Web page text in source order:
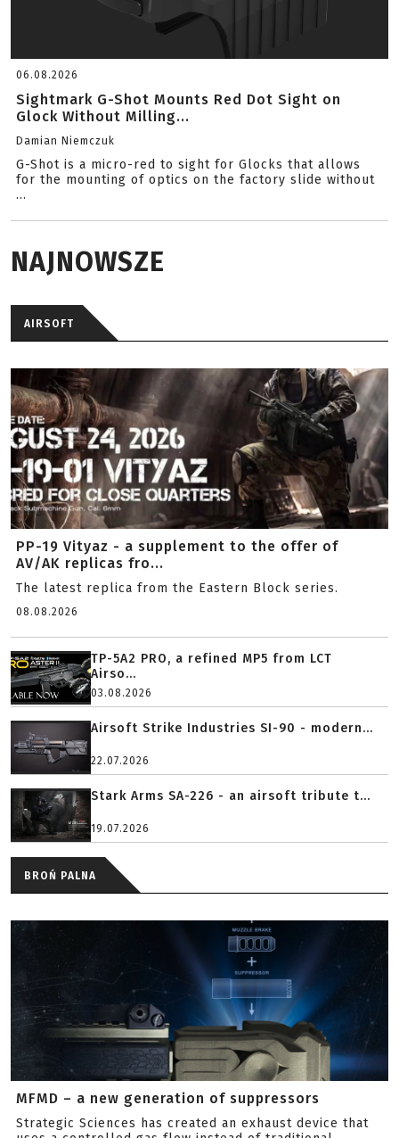
06.08.2026
Sightmark G-Shot Mounts Red Dot Sight on
Glock Without Milling...
Damian Niemczuk
G-Shot is a micro-red to sight for Glocks that allows
for the mounting of optics on the factory slide without
...
NAJNOWSZE
AIRSOFT
PP-19 Vityaz - a supplement to the offer of
AV/AK replicas fro...
The latest replica from the Eastern Block series.
08.08.2026
TP-5A2 PRO, a refined MP5 from LCT
Airso...
03.08.2026
Airsoft Strike Industries SI-90 - modern...
22.07.2026
Stark Arms SA-226 - an airsoft tribute t...
19.07.2026
BROŃ PALNA
MFMD – a new generation of suppressors
Strategic Sciences has created an exhaust device that